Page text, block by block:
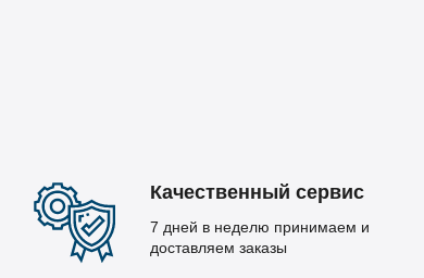
Качественный сервис
7 дней в неделю принимаем и
доставляем заказы